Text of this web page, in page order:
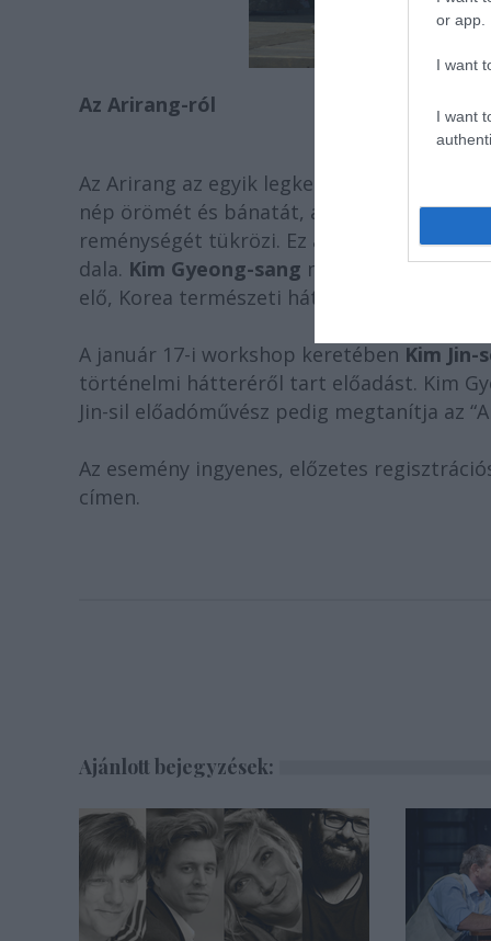
or app.
I want
I want
Az Arirang-ról
Az Arirang az egyik legkedveltebb és
nép örömét és bánatát, az emberiség
reménységét tükrözi. Ez a dal nem az
dala. Kim Gyeong-sang művész 25 olyan
elő, Korea természeti háttere segítségével.
A január 17-i workshop keretében Kim Jin-
történelmi hátteréről tart előadást. Kim
Jin-sil előadóművész pedig megtanítja az
Az esemény ingyenes, előzetes
címen.
Ajánlott bejegyzések: